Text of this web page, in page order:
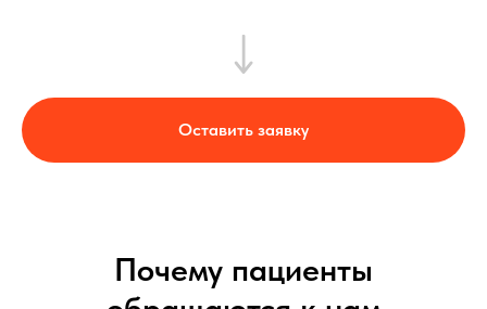
Оставить заявку
Почему пациенты